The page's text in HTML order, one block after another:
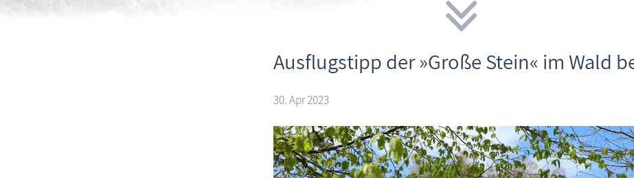
Ausflugstipp der »Große Stein« im Wald
30. Apr 2023